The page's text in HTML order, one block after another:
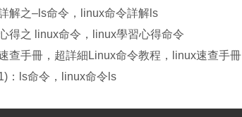
解之–ls命令，linux命令詳解ls
得之 linux命令，linux學習心得命令
查手冊，超詳細Linux命令教程，linux速查手冊
：ls命令，linux命令ls